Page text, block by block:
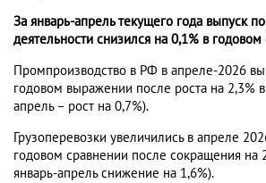
За январь-апрель текущего года выпуск
деятельности снизился на 0,1% в
Промпроизводство в РФ в апреле-2026
годовом выражении после роста на 2,3%
апрель – рост на 0,7%).
Грузоперевозки увеличились в апреле
годовом сравнении после сокращения на
январь-апрель снижение на 1,6%).